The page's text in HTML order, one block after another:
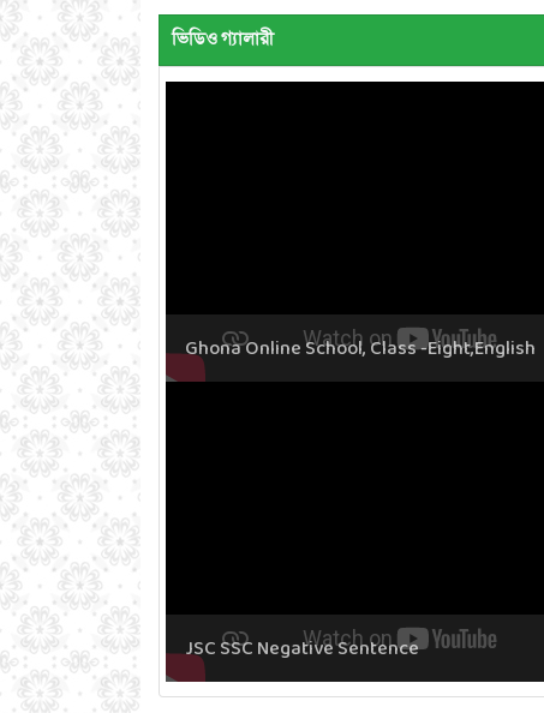
ভিডিও গ্যালারী
Ghona Online School, Class -Eight,English
JSC SSC Negative Sentence